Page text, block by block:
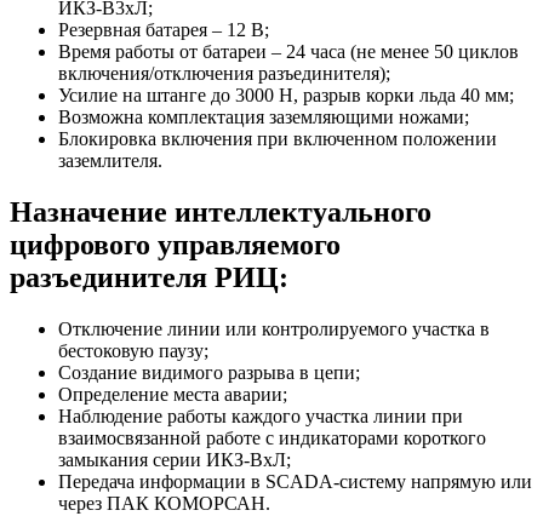
ИКЗ-В3хЛ;
Резервная батарея – 12 В;
Время работы от батареи – 24 часа (не менее 50 циклов
включения/отключения разъединителя);
Усилие на штанге до 3000 Н, разрыв корки льда 40 мм;
Возможна комплектация заземляющими ножами;
Блокировка включения при включенном положении
заземлителя.
Назначение интеллектуального
цифрового управляемого
разъединителя РИЦ:
Отключение линии или контролируемого участка в
бестоковую паузу;
Создание видимого разрыва в цепи;
Определение места аварии;
Наблюдение работы каждого участка линии при
взаимосвязанной работе с индикаторами короткого
замыкания серии ИКЗ-ВхЛ;
Передача информации в SCADA-систему напрямую или
через ПАК КОМОРСАН.